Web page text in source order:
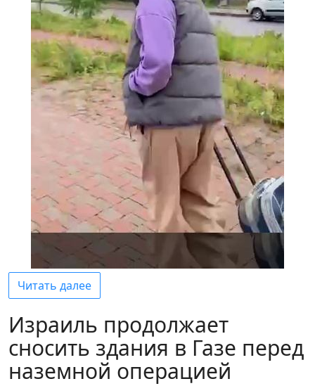
Читать далее
Израиль продолжает
сносить здания в Газе перед
наземной операцией